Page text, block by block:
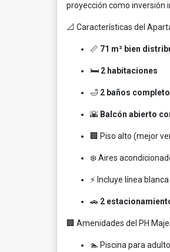
proyección como inversión
📐 Características del
📏 71 m² bien
🛏️ 2 habitaciones
🛁 2 baños
🌇 Balcón abierto
🏢 Piso alto (mejor
❄️ Aires
⚡ Incluye línea
🚗 2
🏢 Amenidades del PH
🏊 Piscina para